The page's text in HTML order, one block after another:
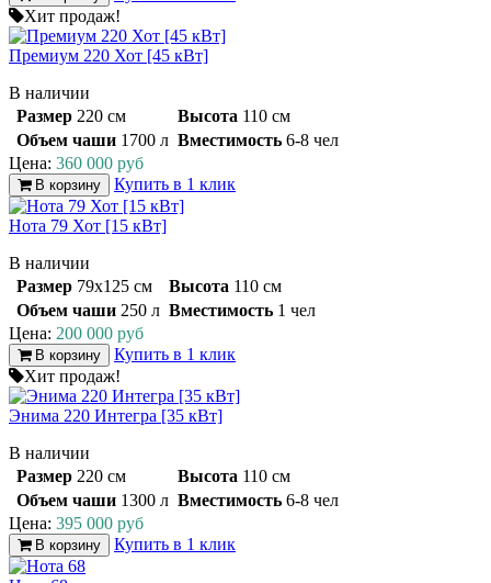
Хит продаж!
Премиум 220 Хот [45 кВт]
В наличии
Размер 220 см Высота 110 см
Объем чаши 1700 л Вместимость 6-8 чел
Цена: 360 000 руб
В корзину Купить в 1 клик
Нота 79 Хот [15 кВт]
В наличии
Размер 79х125 см Высота 110 см
Объем чаши 250 л Вместимость 1 чел
Цена: 200 000 руб
В корзину
Купить в 1 клик
Хит продаж!
Энима 220 Интегра [35 кВт]
В наличии
Размер 220 см Высота 110 см
Объем чаши 1300 л Вместимость 6-8 чел
Цена: 395 000 руб
В корзину Купить в 1 клик